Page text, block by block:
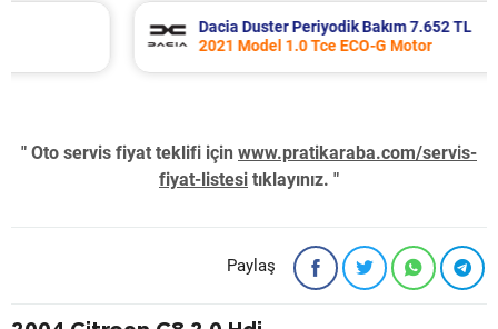
Dacia Duster Periyodik Bakım 7.652 TL
2021 Model 1.0 Tce ECO-G Motor
" Oto servis fiyat teklifi için www.pratikaraba.com/servis-
fiyat-listesi tıklayınız. "
Paylaş